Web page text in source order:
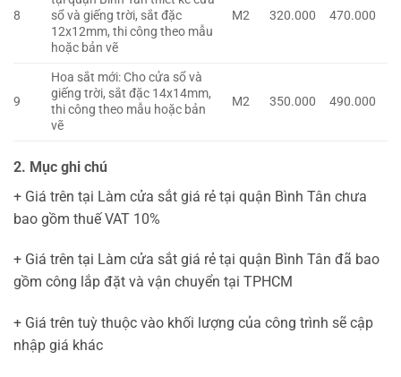
8
sổ và giếng trời, sắt đặc
12x12mm, thi công theo mẫu
hoặc bản vẽ
M2 320.000 470.000
9
Hoa sắt mới: Cho cửa sổ và
giếng trời, sắt đặc 14x14mm,
thi công theo mẫu hoặc bản
vẽ
M2 350.000 490.000
2. Mục ghi chú
+ Giá trên tại Làm cửa sắt giá rẻ tại quận Bình Tân chưa
bao gồm thuế VAT 10%
+ Giá trên tại Làm cửa sắt giá rẻ tại quận Bình Tân đã bao
gồm công lắp đặt và vận chuyển tại TPHCM
+ Giá trên tuỳ thuộc vào khối lượng của công trình sẽ cập
nhập giá khác